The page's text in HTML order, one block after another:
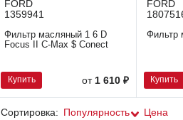
FORD
1359941
Фильтр масляный 1 6 D
Focus II C-Max $ Сonect
Купить от1 610 ₽
FORD
Фильтр
Купить
Сортировка: Популярность Цена